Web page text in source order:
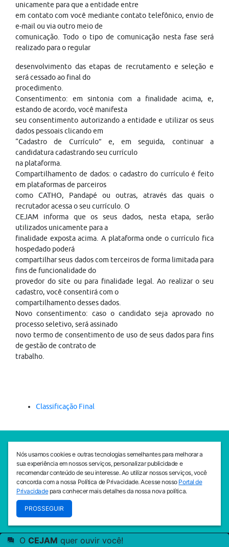
unicamente para que a entidade entre
em contato com você mediante contato telefônico, envio de
e-mail ou via outro meio de
comunicação. Todo o tipo de comunicação nesta fase será
realizado para o regular
desenvolvimento das etapas de recrutamento e seleção e
será cessado ao final do
procedimento.
Consentimento: em sintonia com a finalidade acima, e,
estando de acordo, você manifesta
seu consentimento autorizando a entidade e utilizar os seus
dados pessoais clicando em
“Cadastro de Currículo” e, em seguida, continuar a
candidatura cadastrando seu currículo
na plataforma.
Compartilhamento de dados: o cadastro do currículo é feito
em plataformas de parceiros
como CATHO, Pandapé ou outras, através das quais o
recrutador acessa o seu currículo. O
CEJAM informa que os seus dados, nesta etapa, serão
utilizados unicamente para a
finalidade exposta acima. A plataforma onde o currículo fica
hospedado poderá
compartilhar seus dados com terceiros de forma limitada para
fins de funcionalidade do
provedor do site ou para finalidade legal. Ao realizar o seu
cadastro, você consentirá com o
compartilhamento desses dados.
Novo consentimento: caso o candidato seja aprovado no
processo seletivo, será assinado
novo termo de consentimento de uso de seus dados para fins
de gestão de contrato de
trabalho.
Classificação Final
SEDE CEJAM
Av. da Liberdade, 765, Liberdade, São Paulo, 01503-001
(11) 3469 - 1818
INSTITUTO CEJAM
Av. da Liberdade, 765, Liberdade, São Paulo, 01503-001
© 2026
Nós usamos cookies e outras tecnologias semelhantes para melhorar a
sua experiência em nossos serviços, personalizar publicidade e
recomendar conteúdo de seu interesse. Ao utilizar nossos serviços, você
concorda com a nossa Política de Privacidade. Acesse nosso Portal de
Privacidadepara conhecer mais detalhes da nossa nova política.
PROSSEGUIR
O CEJAM quer ouvir você!